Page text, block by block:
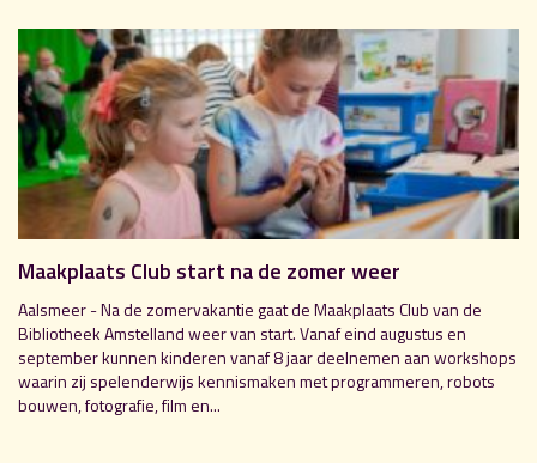
Maakplaats Club start na de zomer weer
Aalsmeer - Na de zomervakantie gaat de Maakplaats Club van de
Bibliotheek Amstelland weer van start. Vanaf eind augustus en
september kunnen kinderen vanaf 8 jaar deelnemen aan workshops
waarin zij spelenderwijs kennismaken met programmeren, robots
bouwen, fotografie, film en...